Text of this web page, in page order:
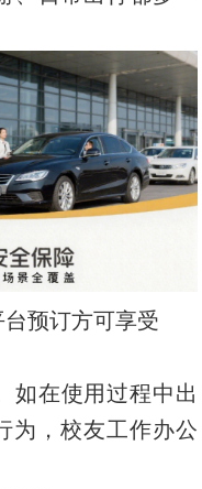
预订方可享受
如在使用过程中出
为，校友工作办公